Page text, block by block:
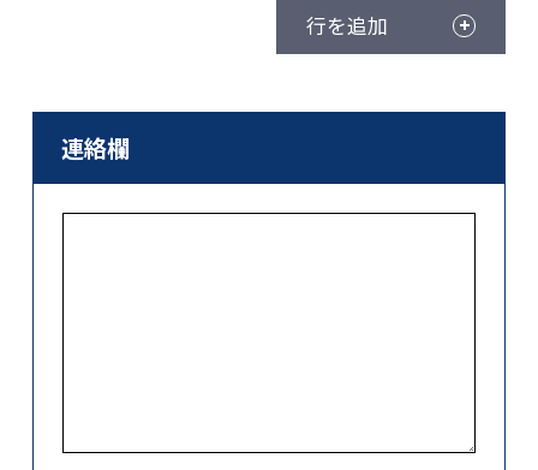
行を追加
連絡欄